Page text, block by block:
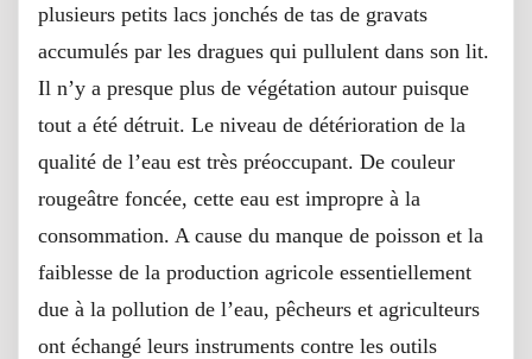
plusieurs petits lacs jonchés de tas de gravats
accumulés par les dragues qui pullulent dans son lit.
Il n’y a presque plus de végétation autour puisque
tout a été détruit. Le niveau de détérioration de la
qualité de l’eau est très préoccupant. De couleur
rougeâtre foncée, cette eau est impropre à la
consommation. A cause du manque de poisson et la
faiblesse de la production agricole essentiellement
due à la pollution de l’eau, pêcheurs et agriculteurs
ont échangé leurs instruments contre les outils